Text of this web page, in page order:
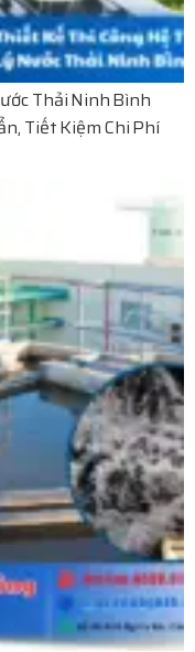
Thải Ninh Bình
Tiết Kiệm Chi Phí